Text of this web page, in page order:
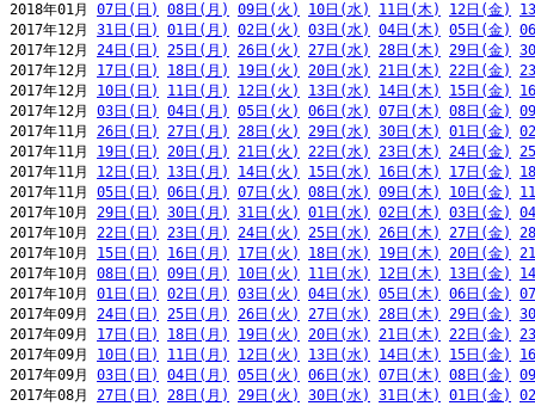
2018年01月 07日(日) 08日(月) 09日(火) 10日(水) 11日(木) 12日(金)
2017年12月 31日(日) 01日(月) 02日(火) 03日(水) 04日(木) 05日(金)
2017年12月 24日(日) 25日(月) 26日(火) 27日(水) 28日(木) 29日(金)
2017年12月 17日(日) 18日(月) 19日(火) 20日(水) 21日(木) 22日(金)
2017年12月 10日(日) 11日(月) 12日(火) 13日(水) 14日(木) 15日(金)
2017年12月 03日(日) 04日(月) 05日(火) 06日(水) 07日(木) 08日(金)
2017年11月 26日(日) 27日(月) 28日(火) 29日(水) 30日(木) 01日(金)
2017年11月 19日(日) 20日(月) 21日(火) 22日(水) 23日(木) 24日(金)
2017年11月 12日(日) 13日(月) 14日(火) 15日(水) 16日(木) 17日(金)
2017年11月 05日(日) 06日(月) 07日(火) 08日(水) 09日(木) 10日(金)
2017年10月 29日(日) 30日(月) 31日(火) 01日(水) 02日(木) 03日(金)
2017年10月 22日(日) 23日(月) 24日(火) 25日(水) 26日(木) 27日(金)
2017年10月 15日(日) 16日(月) 17日(火) 18日(水) 19日(木) 20日(金)
2017年10月 08日(日) 09日(月) 10日(火) 11日(水) 12日(木) 13日(金)
2017年10月 01日(日) 02日(月) 03日(火) 04日(水) 05日(木) 06日(金)
2017年09月 24日(日) 25日(月) 26日(火) 27日(水) 28日(木) 29日(金)
2017年09月 17日(日) 18日(月) 19日(火) 20日(水) 21日(木) 22日(金)
2017年09月 10日(日) 11日(月) 12日(火) 13日(水) 14日(木) 15日(金)
2017年09月 03日(日) 04日(月) 05日(火) 06日(水) 07日(木) 08日(金)
2017年08月 27日(日) 28日(月) 29日(火) 30日(水) 31日(木) 01日(金)